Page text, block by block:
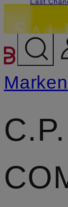
ZUM
Marken
C.P.